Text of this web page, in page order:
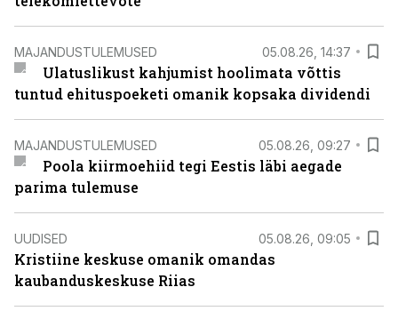
MAJANDUSTULEMUSED 05.08.26, 14:37
Ulatuslikust kahjumist hoolimata võttis
tuntud ehituspoeketi omanik kopsaka dividendi
MAJANDUSTULEMUSED 05.08.26, 09:27
Poola kiirmoehiid tegi Eestis läbi aegade
parima tulemuse
UUDISED 05.08.26, 09:05
Kristiine keskuse omanik omandas
kaubanduskeskuse Riias